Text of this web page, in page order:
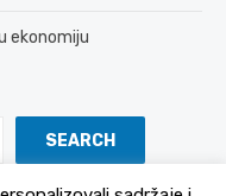
ekonomiju
SEARCH